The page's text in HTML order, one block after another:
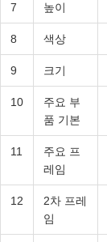
7 높이
8 색상
9 크기
10
주요 부
품 기본
11
주요 프
레임
12
2차 프레
임